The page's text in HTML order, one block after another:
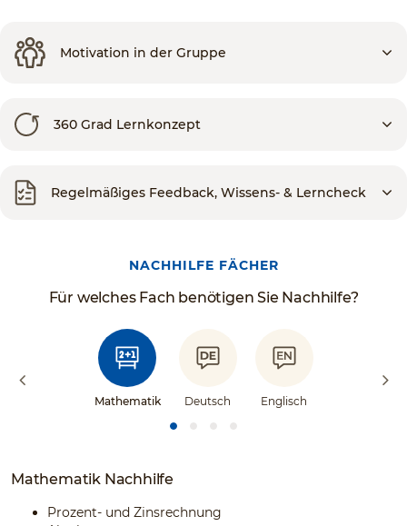
Motivation in der Gruppe
360 Grad Lernkonzept
Regelmäßiges Feedback, Wissens- & Lerncheck
NACHHILFE FÄCHER
Für welches Fach benötigen Sie Nachhilfe?
Mathematik Deutsch Englisch
Mathematik Nachhilfe
Prozent- und Zinsrechnung